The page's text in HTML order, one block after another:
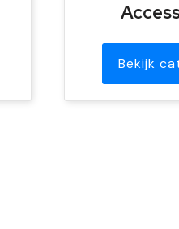
Bekijk